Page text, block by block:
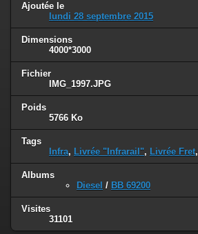
Ajoutée le
lundi 28 septembre 2015
Dimensions
4000*3000
Fichier
IMG_1997.JPG
Poids
5766 Ko
Tags
Infra, Livrée "Infrarail", Livrée Fret,
Albums
Diesel / BB 69200
Visites
31101